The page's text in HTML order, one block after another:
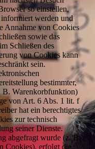
so einstellen,
informiert werden und
Annahme von Cookies
sowie das
Schließen des
von Cookies kann
sein.
bestimmter,
B. Warenkorbfunktion)
von Art. 6 Abs. 1 lit. f
hat ein berechtigtes
zur technisch
seiner Dienste.
abgefragt wurde (z. B.
Cookies), erfolgt die